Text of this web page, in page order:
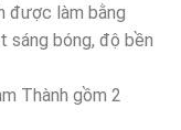
được làm bằng
sáng bóng, độ bền
Thành gồm 2